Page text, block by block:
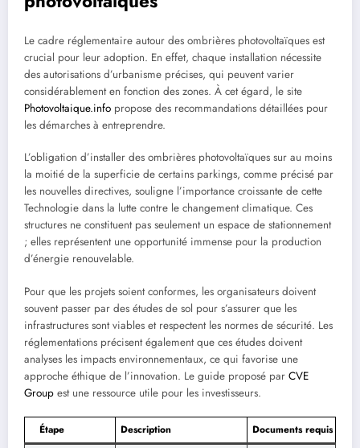
Le cadre réglementaire autour des ombrières photovoltaïques est
crucial pour leur adoption. En effet, chaque installation nécessite
des autorisations d’urbanisme précises, qui peuvent varier
considérablement en fonction des zones. À cet égard, le site
Photovoltaique.info propose des recommandations détaillées pour
les démarches à entreprendre.
L’obligation d’installer des ombrières photovoltaïques sur au moins
la moitié de la superficie de certains parkings, comme précisé par
les nouvelles directives, souligne l’importance croissante de cette
Technologie dans la lutte contre le changement climatique. Ces
structures ne constituent pas seulement un espace de stationnement
; elles représentent une opportunité immense pour la production
d’énergie renouvelable.
Pour que les projets soient conformes, les organisateurs doivent
souvent passer par des études de sol pour s’assurer que les
infrastructures sont viables et respectent les normes de sécurité. Les
réglementations précisent également que ces études doivent
analyses les impacts environnementaux, ce qui favorise une
approche éthique de l’innovation. Le guide proposé par CVE
Group est une ressource utile pour les investisseurs.
Étape Description
Documents requis